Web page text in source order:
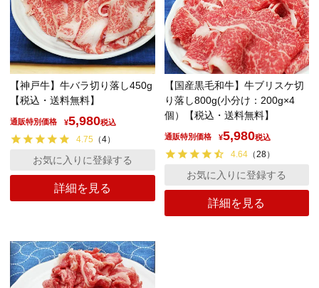
【神戸牛】牛バラ切り落し450g
【税込・送料無料】
通販特別価格 ¥5,980税込
4.75 （4）
詳細を見る
お気に入りに登録する
【国産黒毛和牛】 牛ブリスケ切
り落し800g(小分け：200g×4
個）
【税込・送料無料】
通販特別価格 ¥5,980税込
4.64（28）
詳細を見る
お気に入りに登録する